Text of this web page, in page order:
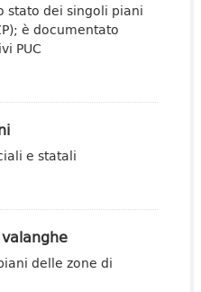
stato dei singoli piani
è documentato
PUC
e statali
delle zone di